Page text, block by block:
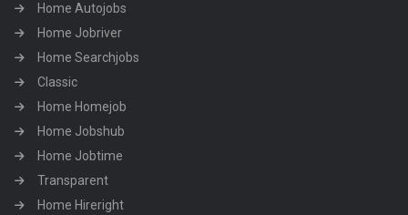
Home Autojobs
Home Jobriver
Home Searchjobs
Classic
Home Homejob
Home Jobshub
Home Jobtime
Transparent
Home Hireright